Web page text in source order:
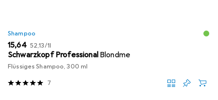
Shampoo
EUR
15,64 EUR
52,13/1l
Schwarzkopf Professional Blondme
Flüssiges Shampoo, 300 ml
7